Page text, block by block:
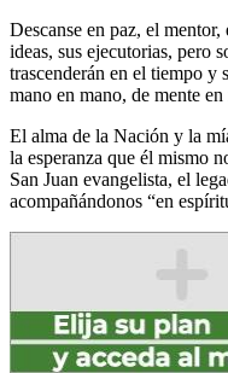
Descanse en paz, el
ideas, sus ejecutorias, pero
trascenderán en el tiempo y
mano en mano, de mente
El alma de la Nación y la
la esperanza que él mismo
San Juan evangelista, el
acompañándonos “en